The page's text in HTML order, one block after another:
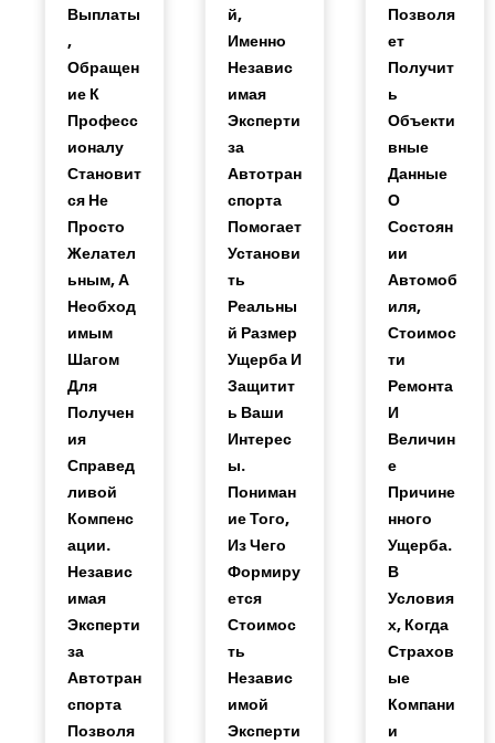
Выплаты
,
Обращен
Ие К
Професс
Ионалу
Становит
Ся Не
Просто
Желател
Ьным, А
Необход
Имым
Шагом
Для
Получен
Ия
Справед
Ливой
Компенс
Ации.
Независ
Имая
Эксперти
За
Автотран
Спорта
Позволя
Й,
Именно
Независ
Имая
Эксперти
За
Автотран
Спорта
Помогает
Установи
Ть
Реальны
Й Размер
Ущерба И
Защитит
Ь Ваши
Интерес
Ы.
Пониман
Ие Того,
Из Чего
Формиру
Ется
Стоимос
Ть
Независ
Имой
Эксперти
Позволя
Ет
Получит
Ь
Объекти
Вные
Данные
О
Состоян
Ии
Автомоб
Иля,
Стоимос
Ти
Ремонта
И
Величин
Е
Причине
Нного
Ущерба.
В
Условия
Х, Когда
Страхов
Ые
Компани
И